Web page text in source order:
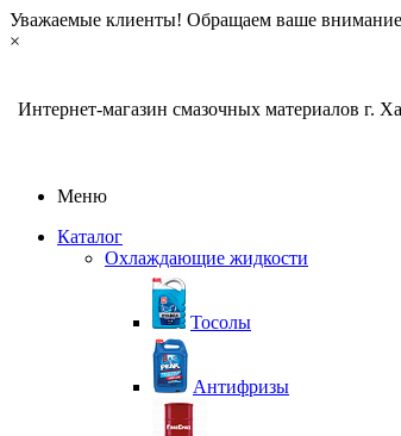
Уважаемые клиенты! Обращаем ваше
×
Интернет-магазин смазочных материалов г.
Меню
Каталог
Охлаждающие жидкости
Тосолы
Антифризы